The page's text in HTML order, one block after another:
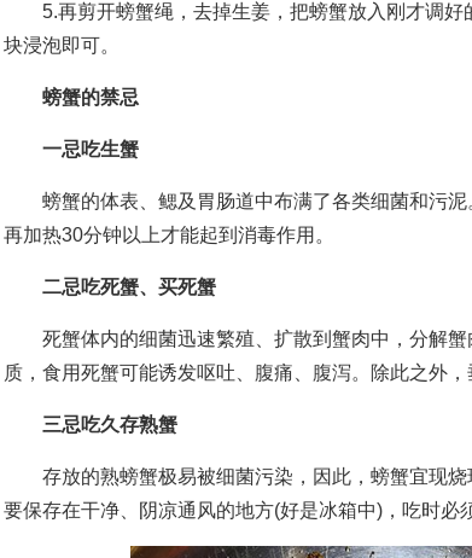
5.再剪开螃蟹绳，去掉生姜，把螃蟹放入刚才调好
块浸泡即可。
螃蟹的禁忌
一忌吃生蟹
螃蟹的体表、鳃及胃肠道中布满了各类细菌和污泥
再加热30分钟以上才能起到消毒作用。
二忌吃死蟹、买死蟹
死蟹体内的细菌迅速繁殖、扩散到蟹肉中，分解蟹
质，食用死蟹可能诱发呕吐、腹痛、腹泻。除此之外，
三忌吃久存熟蟹
存放的熟螃蟹极易被细菌污染，因此，螃蟹宜现烧
要保存在干净、阴凉通风的地方(好是冰箱中)，吃时必